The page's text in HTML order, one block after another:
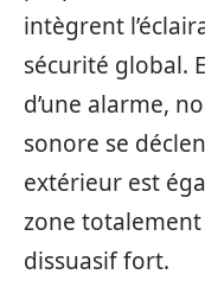
intègrent
sécurité global.
d’une alarme,
sonore se
extérieur est
zone
dissuasif fort.